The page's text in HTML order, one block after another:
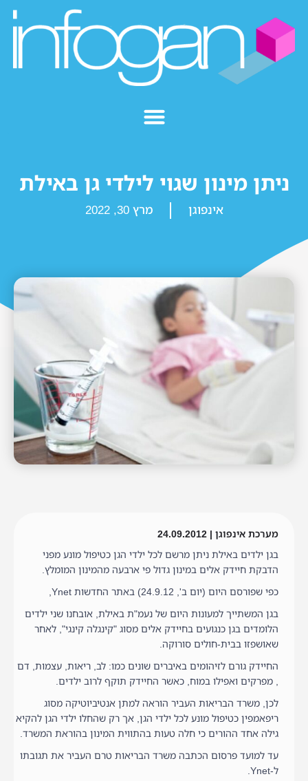
ניתן מינון שגוי לילדי גן באילת
אינפוגן מרץ 30, 2022
מערכת אינפוגן | 24.09.2012
בגן ילדים באילת ניתן מרשם לכל ילדי הגן כטיפול מונע מפני
הדבקת חיידק אלים במינון גדול פי ארבעה מהמינון המומלץ.
כפי שפורסם היום (יום ב', 24.9.12) באתר החדשות Ynet,
בגן המשתייך למעונות היום של נעמ"ת באילת, אובחנו שני ילדים
הלומדים בגן כנגועים בחיידק אלים מסוג "קינגלה קינגי", לאחר
שאושפזו בבית-חולים סורוקה.
החיידק גורם לזיהומים באיברים שונים כמו: לב, ריאות, עצמות, דם
, מפרקים ואפילו במוח, כאשר החיידק תוקף לרוב ילדים.
לכן, משרד הבריאות העביר הוראה למתן אנטיביוטיקה מסוג
ריפאמפין כטיפול מונע לכל ילדי הגן, אך רק שהחלו ילדי הגן להקיא
גילה אחד ההורים כי חלה טעות בהתווית המינון בהוראת המשרד.
עד למועד פרסום הכתבה משרד הבריאות טרם העביר את תגובתו
ל-Ynet.